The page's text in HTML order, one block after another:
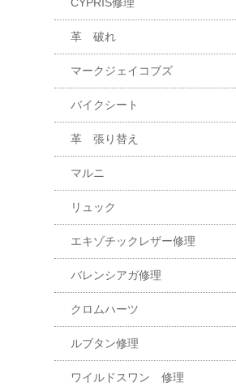
CYPRIS修理
革 破れ
マークジェイコブズ
バイクシート
革 張り替え
マルニ
リュック
エキゾチックレザー修理
バレンシアガ修理
クロムハーツ
ルブタン修理
ワイルドスワン 修理